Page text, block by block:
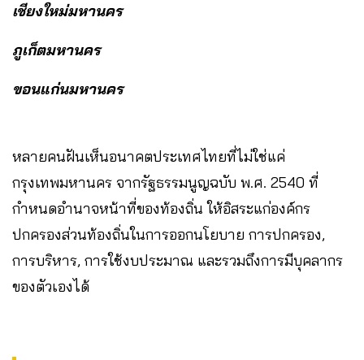
เชียงใหม่มหานคร
ภูเก็ตมหานคร
ขอนแก่นมหานคร
หลายคนฝันเห็นอนาคตประเทศไทยที่ไม่ใช่แค่
กรุงเทพมหานคร จากรัฐธรรมนูญฉบับ พ.ศ. 2540 ที่
กำหนดอำนาจหน้าที่ของท้องถิ่น ให้อิสระแก่องค์กร
ปกครองส่วนท้องถิ่นในการออกนโยบาย การปกครอง,
การบริหาร, การใช้งบประมาณ และรวมถึงการมีบุคลากร
ของตัวเองได้